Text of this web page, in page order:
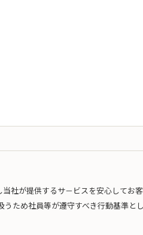
社が提供するサ－ビスを安心してお
うため社員等が遵守すべき行動基準と